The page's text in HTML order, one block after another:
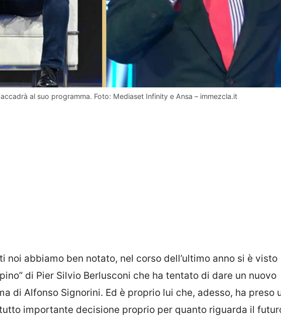
al suo programma. Foto: Mediaset Infinity e Ansa – immezcla.it
noi abbiamo ben notato, nel corso dell’ultimo anno si è visto
di Pier Silvio Berlusconi che ha tentato di dare un nuovo
di Alfonso Signorini. Ed è proprio lui che, adesso, ha preso
importante decisione proprio per quanto riguarda il